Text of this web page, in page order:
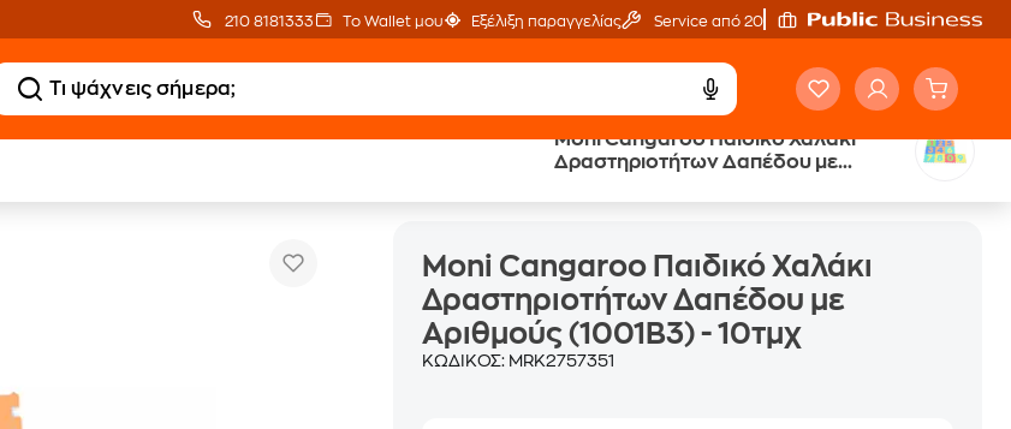
210 8181333 Το Wallet μου Εξέλιξη παραγγελίας Service από 20'
Moni Cangaroo Παιδικό Χαλάκι
Δραστηριοτήτων Δαπέδου με
Moni Cangaroo Παιδικό Χαλάκι Δραστηριοτήτων Δαπέδου με Αριθμούς (1001B3) - 10τμχ
Moni Cangaroo Παιδικό Χαλάκι
Δραστηριοτήτων Δαπέδου με
Αριθμούς (1001B3) - 10τμχ
ΚΩΔΙΚΟΣ: MRK2757351